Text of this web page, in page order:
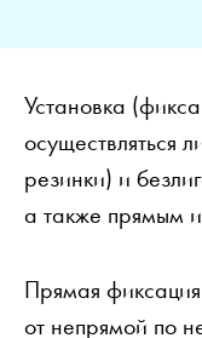
Установка
осуществляться
резинки) и
а также прямым
Прямая
от непрямой по